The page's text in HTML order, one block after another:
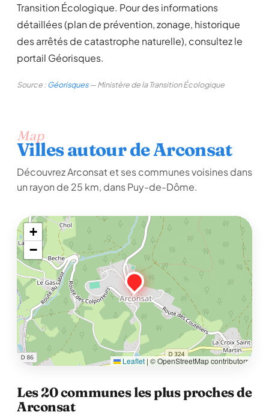
Transition Écologique. Pour des informations
détaillées (plan de prévention, zonage, historique
des arrêtés de catastrophe naturelle), consultez le
portail Géorisques.
Source :Géorisques— Ministère de la Transition Écologique
Map
Villes autour de Arconsat
Découvrez Arconsat et ses communes voisines dans
un rayon de 25 km, dans Puy-de-Dôme.
+
−
Leaflet | © OpenStreetMap contributors
Les 20 communes les plus proches de
Arconsat